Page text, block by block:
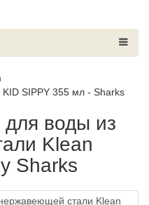
KID SIPPY 355 мл - Sharks
для воды из
Klean
Sharks